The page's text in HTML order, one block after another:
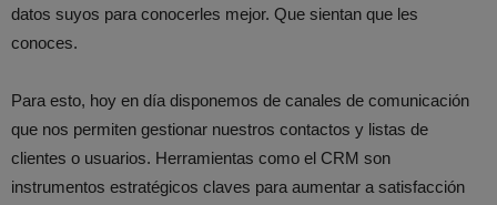
datos suyos para conocerles mejor. Que sientan que les
conoces.
Para esto, hoy en día disponemos de canales de comunicación
que nos permiten gestionar nuestros contactos y listas de
clientes o usuarios. Herramientas como el CRM son
instrumentos estratégicos claves para aumentar a satisfacción